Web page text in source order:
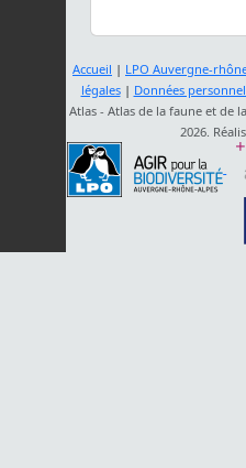
Accueil | LPO Auvergne-
légales| Données
Atlas - Atlas de la faune et de
2026.